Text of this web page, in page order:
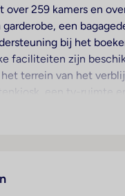
259 kamers en
een
bij het
faciliteiten zijn
terrein van het
een tv-ruimte
Onder de beschikbare